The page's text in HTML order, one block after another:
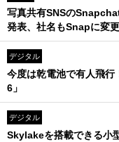
写真共有SNSの
発表、社名もSnapに変更
デジタル
今度は乾電池で有人飛
6」
デジタル
Skylakeを搭載できる小